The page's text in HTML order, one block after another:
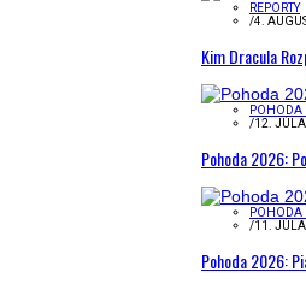
REPORTY
/4.
Kim Dracula
POHODA
/12.
Pohoda 2026:
POHODA
/11.
Pohoda 2026: